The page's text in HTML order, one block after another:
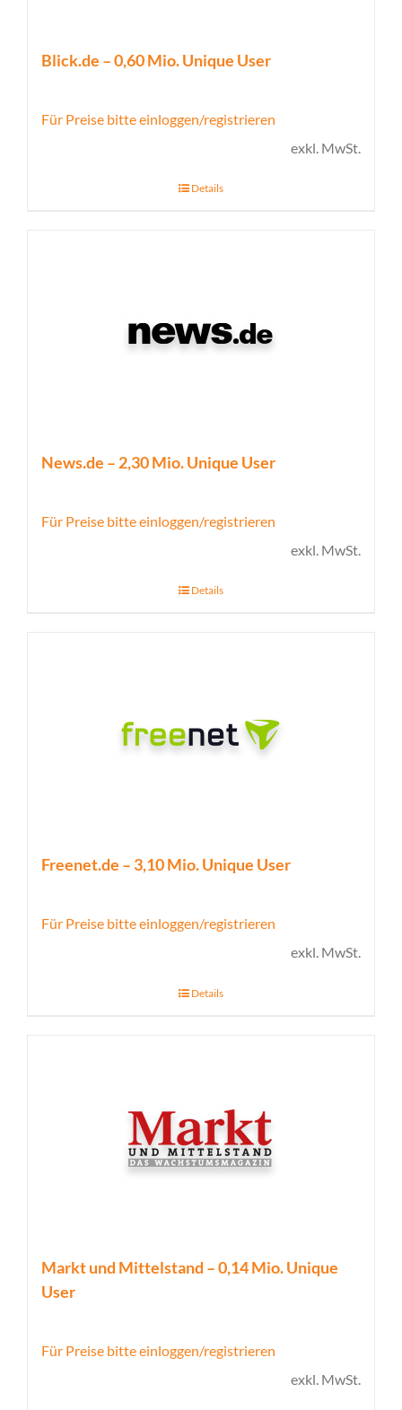
Blick.de – 0,60 Mio. Unique User
Für Preise bitte einloggen/registrieren
exkl. MwSt.
Details
News.de – 2,30 Mio. Unique User
Für Preise bitte einloggen/registrieren
exkl. MwSt.
Details
Freenet.de – 3,10 Mio. Unique User
Für Preise bitte einloggen/registrieren
exkl. MwSt.
Details
Markt und Mittelstand – 0,14 Mio. Unique
User
Für Preise bitte einloggen/registrieren
exkl. MwSt.